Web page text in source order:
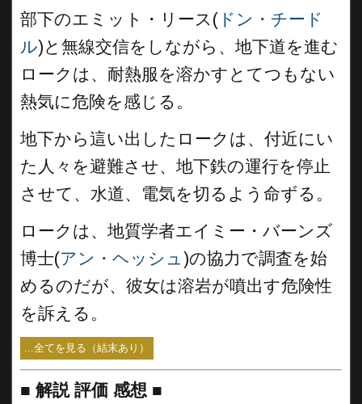
部下のエミット・リース( ドン・チード
ル)と無線交信をしながら、地下道を進む
ロークは、耐熱服を溶かすとてつもない
熱気に危険を感じる。
地下から這い出したロークは、付近にい
た人々を避難させ、地下鉄の運行を停止
させて、水道、電気を切るよう命ずる。
ロークは、地質学者エイミー・バーンズ
博士(アン・ヘッシュ )の協力で調査を始
めるのだが、彼女は溶岩が噴出す危険性
を訴える。
...全てを見る（結末あり）
■ 解説 評価 感想 ■